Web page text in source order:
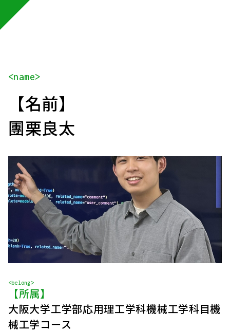
<name>
【名前】
團栗良太
<belong>
【所属】
大阪大学工学部応用理工学科機械工学科目機
械工学コース